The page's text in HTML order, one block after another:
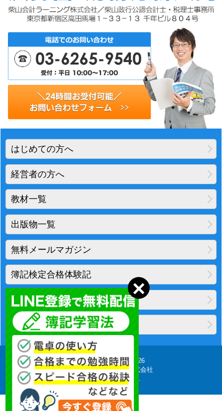
はじめての方へ
経営者の方へ
教材一覧
出版物一覧
無料メールマガジン
簿記検定合格体験記
地図・アクセス
プライバシーポリシー
Copyright(C) 2010-2026
柴山会計ラーニング株式会社
All Rights Reserved.